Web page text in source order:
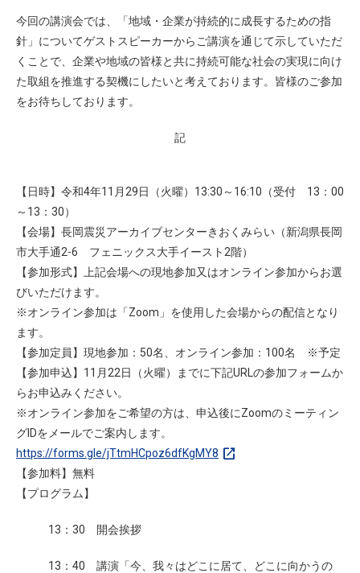
今回の講演会では、「地域・企業が持続的に成長するための指
針」についてゲストスピーカーからご講演を通じて示していただ
くことで、企業や地域の皆様と共に持続可能な社会の実現に向け
た取組を推進する契機にしたいと考えております。皆様のご参加
をお待ちしております。
記
【日時】令和4年11月29日（火曜）13:30～16:10（受付 13：00
～13：30）
【会場】長岡震災アーカイブセンターきおくみらい（新潟県長岡
市大手通2-6 フェニックス大手イースト2階）
【参加形式】上記会場への現地参加又はオンライン参加からお選
びいただけます。
※オンライン参加は「Zoom」を使用した会場からの配信となり
ます。
【参加定員】現地参加：50名、オンライン参加：100名 ※予定
【参加申込】11月22日（火曜）までに下記URLの参加フォームか
らお申込みください。
※オンライン参加をご希望の方は、申込後にZoomのミーティン
グIDをメールでご案内します。
https://forms.gle/jTtmHCpoz6dfKgMY8 open_in_new
【参加料】無料
【プログラム】
13：30 開会挨拶
13：40 講演「今、我々はどこに居て、どこに向かうの